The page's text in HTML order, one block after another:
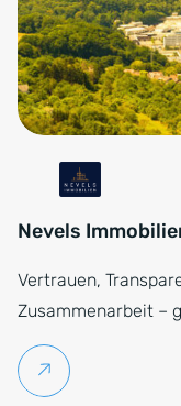
Nevels
Vertrauen,
Zusammenarbeit –
Weiterlesen